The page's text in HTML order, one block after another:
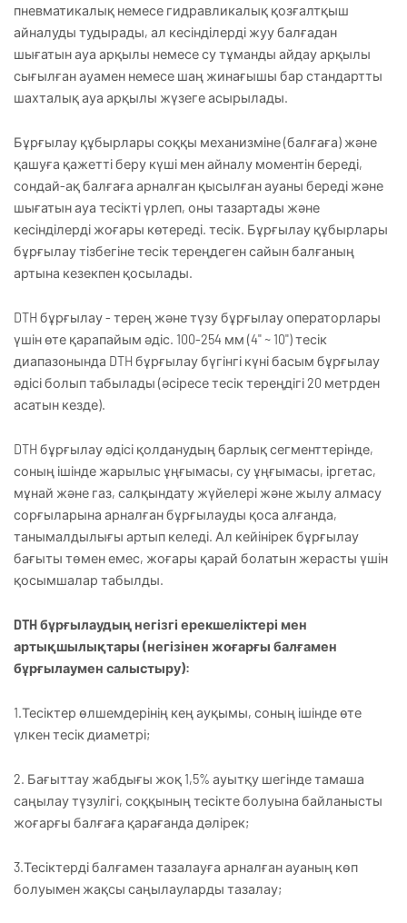
пневматикалық немесе гидравликалық қозғалтқыш
айналуды тудырады, ал кесінділерді жуу балғадан
шығатын ауа арқылы немесе су тұманды айдау арқылы
сығылған ауамен немесе шаң жинағышы бар стандартты
шахталық ауа арқылы жүзеге асырылады.
Бұрғылау құбырлары соққы механизміне (балғаға) және
қашуға қажетті беру күші мен айналу моментін береді,
сондай-ақ балғаға арналған қысылған ауаны береді және
шығатын ауа тесікті үрлеп, оны тазартады және
кесінділерді жоғары көтереді. тесік. Бұрғылау құбырлары
бұрғылау тізбегіне тесік тереңдеген сайын балғаның
артына кезекпен қосылады.
DTH бұрғылау - терең және түзу бұрғылау операторлары
үшін өте қарапайым әдіс. 100-254 мм (4" ~ 10") тесік
диапазонында DTH бұрғылау бүгінгі күні басым бұрғылау
әдісі болып табылады (әсіресе тесік тереңдігі 20 метрден
асатын кезде).
DTH бұрғылау әдісі қолданудың барлық сегменттерінде,
соның ішінде жарылыс ұңғымасы, су ұңғымасы, іргетас,
мұнай және газ, салқындату жүйелері және жылу алмасу
сорғыларына арналған бұрғылауды қоса алғанда,
танымалдылығы артып келеді. Ал кейінірек бұрғылау
бағыты төмен емес, жоғары қарай болатын жерасты үшін
қосымшалар табылды.
DTH бұрғылаудың негізгі ерекшеліктері мен
артықшылықтары (негізінен жоғарғы балғамен
бұрғылаумен салыстыру):
1.Тесіктер өлшемдерінің кең ауқымы, соның ішінде өте
үлкен тесік диаметрі;
2. Бағыттау жабдығы жоқ 1,5% ауытқу шегінде тамаша
саңылау түзулігі, соққының тесікте болуына байланысты
жоғарғы балғаға қарағанда дәлірек;
3.Тесіктерді балғамен тазалауға арналған ауаның көп
болуымен жақсы саңылауларды тазалау;